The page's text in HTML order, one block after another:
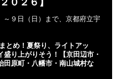
～９日（日）まで、京都府立宇
とめ！夏祭り、ライトアッ
り上がりそう！【京田辺市・
田原町・八幡市・南山城村な